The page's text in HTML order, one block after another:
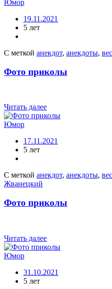
Юмор
19.11.2021
5 лет
С меткой анекдот, анекдоты,
Фото приколы
Читать далее
Юмор
17.11.2021
5 лет
С меткой анекдот, анекдоты,
Жванецкий
Фото приколы
Читать далее
Юмор
31.10.2021
5 лет